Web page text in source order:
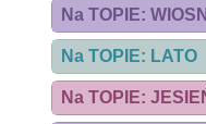
Na TOPIE:
Na TOPIE: LATO
Na TOPIE: